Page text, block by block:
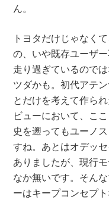
ん。
トヨタだけじゃなく
の、いや既存ユーザ
走り過ぎているので
ツダかも。初代アテ
とだけを考えて作ら
ビューにおいて、こ
史を遡ってもユーノ
すね。あとはオデッ
ありましたが、現行
なか無いです。そん
ーはキープコンセプ